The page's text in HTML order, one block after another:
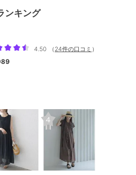
ンキング
4.50
（ 24件の口コミ ）